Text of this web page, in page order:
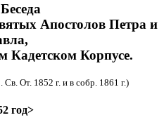
Апостолов Петра и
Кадетском Корпусе.
Св. От. 1852 г. и в собр. 1861 г.)
год>